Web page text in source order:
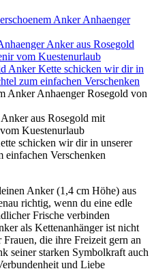
Anker (1,4 cm Höhe) aus
richtig, wenn du eine edle
Frische verbinden
als Kettenanhänger ist nicht
die ihre Freizeit gern an
seiner starken Symbolkraft auch
und Liebe